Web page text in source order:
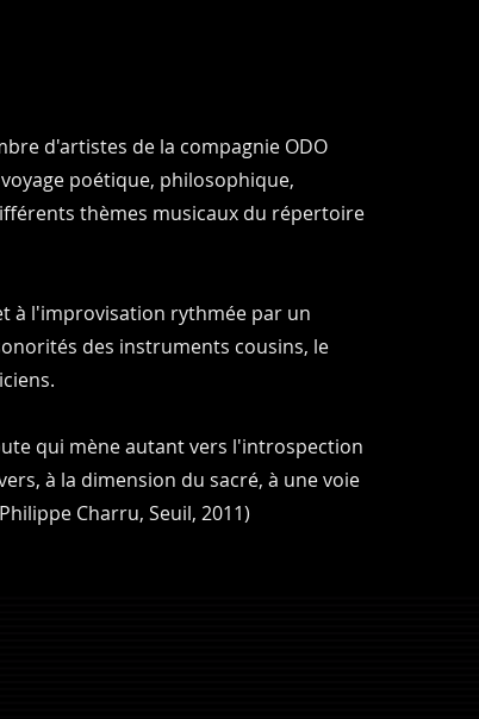
d'artistes de la compagnie ODO
poétique, philosophique,
thèmes musicaux du répertoire
à l'improvisation rythmée par un
des instruments cousins, le
qui mène autant vers l'introspection
à la dimension du sacré, à une voie
Charru, Seuil, 2011)